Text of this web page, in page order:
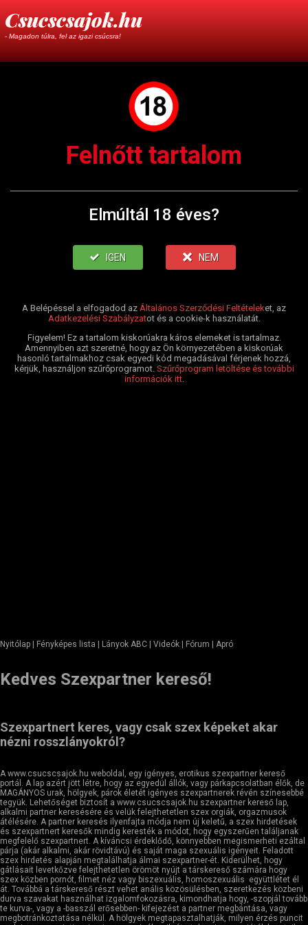
Csucscsajok.hu
- Magadon túlra, fel az igazi csúcsra!
Felnőtt tartalom
Elmúltál 18 éves?
IGEN NEM
A Belépéssel a elfogadod az Általános Szerződési Feltételeket, az
Adatkezelési Szabályzatot és a cookie-k használatát.
Figyelem! Ez a tartalom kiskorúakra káros elemeket is tartalmaz.
Amennyiben azt szeretné, hogy az Ön környezetében a kiskorúak
hasonló tartalmakhoz csak egyedi kód megadásával férjenek hozzá,
kérjük, használjon szűrőprogramot. Szűrőprogram letöltése és további
információk itt.
Nyitólap | Fényképes lista | Lányok ABC | Videók | Fórum | Apró
Kedves Szexpartner kereső!
Szexpartnert keres, vagy csak szex képeket akar
nézni rosszlányokról?
A www.csucscsajok.hu weboldal, egy igényes, erotikus szexpartner kereső
portál. A lap azért jött létre, hogy az egyedül állók, vagy párkapcsolatban élők, de
MAGÁNYOS urak, hölgyek, párok életét igényes szexpartnerek révén színesebbé
tegyük. Lehetőséget biztosít a www.csucscsajok.hu szexpartner kereső lap,
alkalmi partner keresésére és velük felejthetetlen szex orgiák, orgazmusok
átélésére. A partner keresés ilyenfajta módja nem új keletű, a szex hirdetések
és szexpartnert keresők mindig keresték a módot, hogy egyszerűen találjanak
megfelelő szexpartnert. A kíváncsi érdeklődő, könnyebben megismerheti ezáltal
párja (akár alkalmi, akár rövidtávú) és saját maga szexuális igényeit. Feladott
szex hirdetés alapján megtalálhatja álmai szexpartner-ét. Kiderülhet, hogy
gátlásait levetkőzve felejthetetlen örömöt nyújt a társkereső számára hogy
szex közben pornót, filmet néz vagy biszexuális, homoszexuális együttlétet él
át. Továbbá a társkereső részt vehet anális közösülésben, szeretkezés közbeni
durva szavakat használhat izgalomfokozásra, kimondhatja hogy, -szopjál tovább
te kurva-, vagy a -basszál erősebben- kifejezést a partner megbántása, vagy
megbotránkoztatása nélkül. A hölgyek megtapasztalhatják, milyen érzés puncit